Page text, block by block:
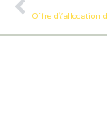
Offre d\’allocation